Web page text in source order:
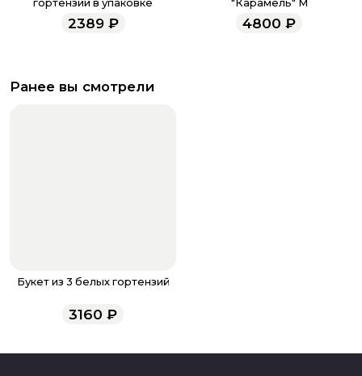
гортензии в упаковке
2389₽
"Карамель" M
4800 ₽
Ранее вы смотрели
Букет из 3 белых гортензий
3160 ₽